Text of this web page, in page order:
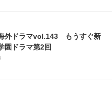
外ドラマvol.143 もうすぐ新
園ドラマ第2回